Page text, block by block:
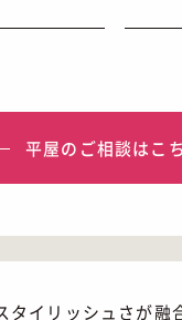
平屋のご相談はこ
イリッシュさが